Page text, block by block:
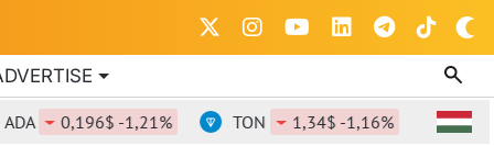
0,196$ -1,21% TON 1,34$ -1,16%